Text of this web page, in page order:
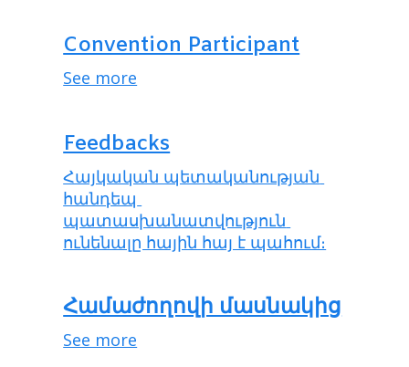
Convention Participant
See more
Feedbacks
Հայկական պետականության
հանդեպ
պատասխանատվություն
ունենալը հային հայ է պահում։
Համաժողովի մասնակից
See more